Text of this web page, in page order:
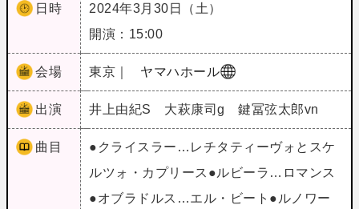
日時
2024年3月30日（土）
開演：15:00
会場 東京｜ ヤマハホール
出演 井上由紀S 大萩康司g 鍵冨弦太郎vn
曲目
●クライスラー…レチタティーヴォとスケ
ルツォ・カプリース●ルビーラ…ロマンス
●オブラドルス…エル・ビート●ルノワー